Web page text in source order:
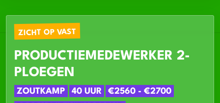
ZICHT OP VAST
PRODUCTIEMEDEWERKER 2-
PLOEGEN
ZOUTKAMP 40 UUR
€2560 - €2700